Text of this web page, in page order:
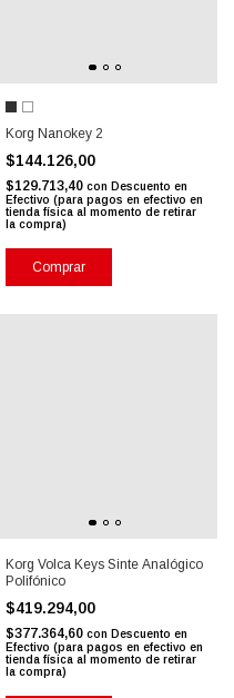
Korg Nanokey 2
$144.126,00
$129.713,40 con Descuento en
Efectivo (para pagos en efectivo en
tienda física al momento de retirar
la compra)
Comprar
Korg Volca Keys Sinte Analógico
Polifónico
$419.294,00
$377.364,60 con Descuento en
Efectivo (para pagos en efectivo en
tienda física al momento de retirar
la compra)